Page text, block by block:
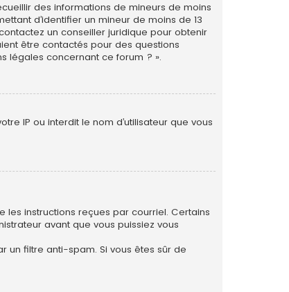
des informations de mineurs de moins
d’identifier un mineur de moins de 13
un conseiller juridique pour obtenir
être contactés pour des questions
légales concernant ce forum ? ».
IP ou interdit le nom d’utilisateur que vous
les instructions reçues par courriel. Certains
avant que vous puissiez vous
un filtre anti-spam. Si vous êtes sûr de